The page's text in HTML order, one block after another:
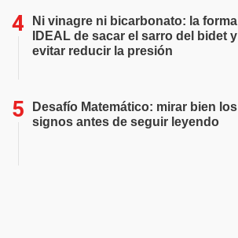
Ni vinagre ni bicarbonato: la forma
IDEAL de sacar el sarro del bidet y
evitar reducir la presión
Desafío Matemático: mirar bien los
signos antes de seguir leyendo